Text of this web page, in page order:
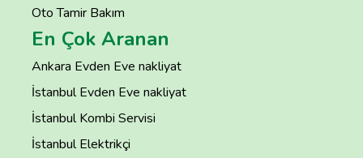
Oto Tamir Bakım
En Çok Aranan
Ankara Evden Eve nakliyat
İstanbul Evden Eve nakliyat
İstanbul Kombi Servisi
İstanbul Elektrikçi